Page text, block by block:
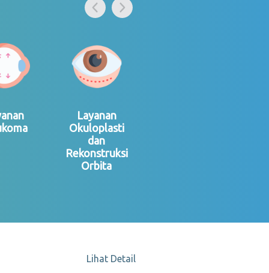
Layanan
Okuloplasti
dan
Rekonstruksi
Orbita
Lihat Detail